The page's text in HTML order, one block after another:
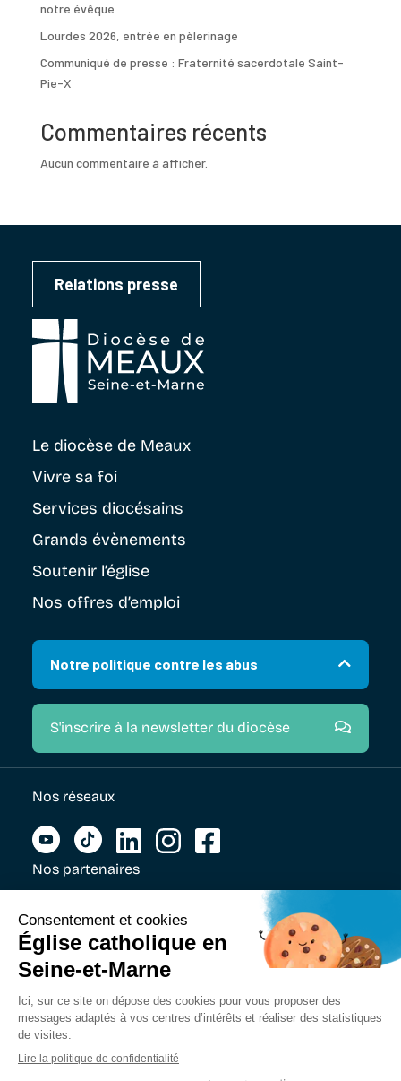
notre évêque
Lourdes 2026, entrée en pèlerinage
Communiqué de presse : Fraternité sacerdotale Saint-
Pie-X
Commentaires récents
Aucun commentaire à afficher.
Relations presse
Le diocèse de Meaux
Vivre sa foi
Services diocésains
Grands évènements
Soutenir l’église
Nos offres d’emploi
Notre politique contre les abus
S'inscrire à la newsletter du diocèse
Nos réseaux
Nos partenaires